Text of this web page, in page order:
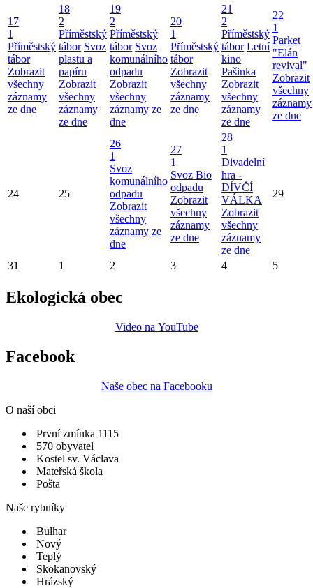
17
1
Příměstský
tábor
Zobrazit
všechny
záznamy
ze dne
18
2
Příměstský
tábor Svoz
plastu a
papíru
Zobrazit
všechny
záznamy
ze dne
19
2
Příměstský
tábor Svoz
komunálního
odpadu
Zobrazit
všechny
záznamy ze
dne
20
1
Příměstský
tábor
Zobrazit
všechny
záznamy
ze dne
21
2
Příměstský
tábor Letní
kino
Pašinka
Zobrazit
všechny
záznamy
ze dne
22
1
Parket
"Elán
revival"
Zobrazit
všechny
záznamy
ze dne
24 25
26
1
Svoz
komunálního
odpadu
Zobrazit
všechny
záznamy ze
dne
27
1
Svoz Bio
odpadu
Zobrazit
všechny
záznamy
ze dne
28
1
Divadelní
hra -
DÍVČÍ
VÁLKA
Zobrazit
všechny
záznamy
ze dne
29
31 1 2 3 4 5
Ekologická obec
Video na YouTube
Facebook
Naše obec na Facebooku
O naší obci
První zmínka 1115
570 obyvatel
Kostel sv. Václava
Mateřská škola
Pošta
Naše rybníky
Bulhar
Nový
Teplý
Skokanovský
Hrázský